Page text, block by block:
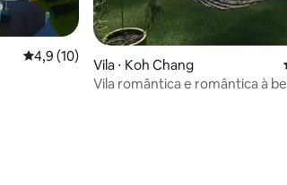
4,9 de uma avaliação média de 5, 10
4,9 (10)
Vila ⋅ Koh Chang
Vila romântica e romântica à